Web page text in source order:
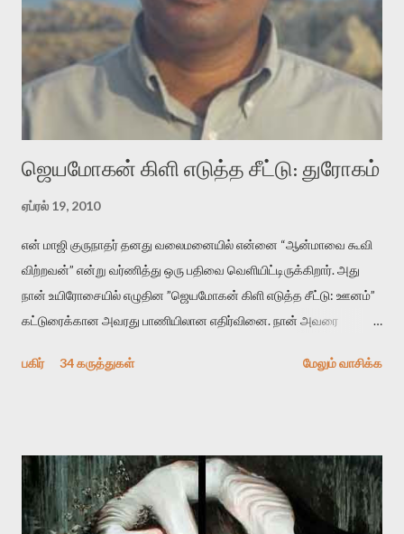
வைத்து விட்டு இயக்கத்தை அறிவோம். அறிதல் அபச்சாரமில்லை.
பயணப் படிமம் என்பது காக்னிடிவ் பொயடிக்ஸ் எனும் சமகால
விமர்சனத்தின் ஒரு முக்கிய கருவி. இக்கருவியை மனுஷ்யபுத்திரனின்
“காலை வணக்கங்கள்” எனும் ஒரு கவிதையில் சொருகப் போகிறோம்.
முதலில் கருவியை பழகுவோம். அன்றாட மொழியில் ஒன்று ம...
ஜெயமோகன் கிளி எடுத்த சீட்டு: துரோகம்
ஏப்ரல் 19, 2010
என் மாஜி குருநாதர் தனது வலைமனையில் என்னை “ஆன்மாவை கூவி
விற்றவன்” என்று வர்ணித்து ஒரு பதிவை வெளியிட்டிருக்கிறார். அது
நான் உயிரோசையில் எழுதின ”ஜெயமோகன் கிளி எடுத்த சீட்டு: ஊனம்”
கட்டுரைக்கான அவரது பாணியிலான எதிர்வினை. நான் அவரை
பதிவை படித்த நண்பர்கள் பலரும் அவருக்காக இரக்கப்பட்டார்கள்.
தனது இணையதளத்திலே தொடர்ந்து பதிவு செய்கிறார். உயிர்மை
இன்னும் சில வருடங்களுக்கு தனக்கு எதிராக எழுத்தாளர்களை ஏவி
விட்டபடி இருக்கும் என்று ஒரு அச்சத்தை வெளிப்படுத்தியபடி
பகிர் 34 கருத்துகள் மேலும் வாசிக்க